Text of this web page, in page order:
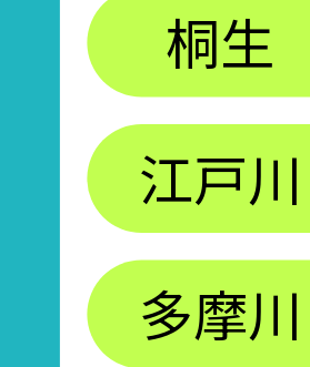
桐生
江戸川
多摩川